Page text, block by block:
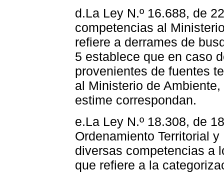
d.La Ley N.º 16.688, de
competencias al
refiere a derrames de
5 establece que en caso
provenientes de fuentes
al Ministerio de
estime correspondan.
e.La Ley N.º 18.308, de
Ordenamiento Territorial
diversas competencias a
que refiere a la